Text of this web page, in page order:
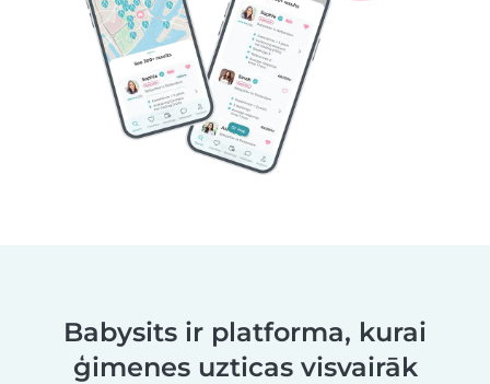
Babysits ir platforma, kurai
ģimenes uzticas visvairāk